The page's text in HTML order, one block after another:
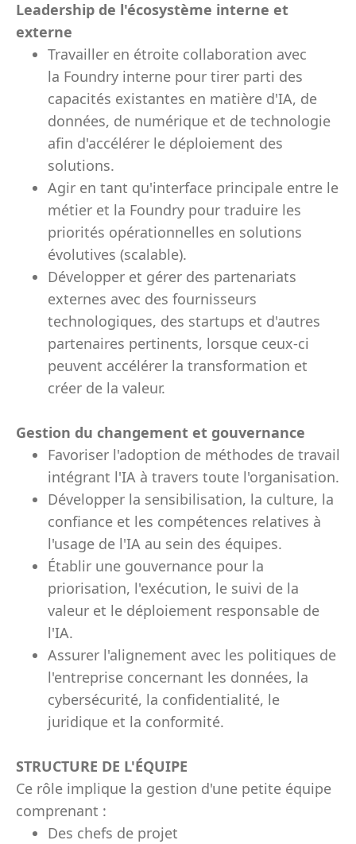
Leadership de l'écosystème interne et
externe
Travailler en étroite collaboration avec
la Foundry interne pour tirer parti des
capacités existantes en matière d'IA, de
données, de numérique et de technologie
afin d'accélérer le déploiement des
solutions.
Agir en tant qu'interface principale entre le
métier et la Foundry pour traduire les
priorités opérationnelles en solutions
évolutives (scalable).
Développer et gérer des partenariats
externes avec des fournisseurs
technologiques, des startups et d'autres
partenaires pertinents, lorsque ceux-ci
peuvent accélérer la transformation et
créer de la valeur.
Gestion du changement et gouvernance
Favoriser l'adoption de méthodes de travail
intégrant l'IA à travers toute l'organisation.
Développer la sensibilisation, la culture, la
confiance et les compétences relatives à
l'usage de l'IA au sein des équipes.
Établir une gouvernance pour la
priorisation, l'exécution, le suivi de la
valeur et le déploiement responsable de
l'IA.
Assurer l'alignement avec les politiques de
l'entreprise concernant les données, la
cybersécurité, la confidentialité, le
juridique et la conformité.
STRUCTURE DE L'ÉQUIPE
Ce rôle implique la gestion d'une petite équipe
comprenant :
Des chefs de projet